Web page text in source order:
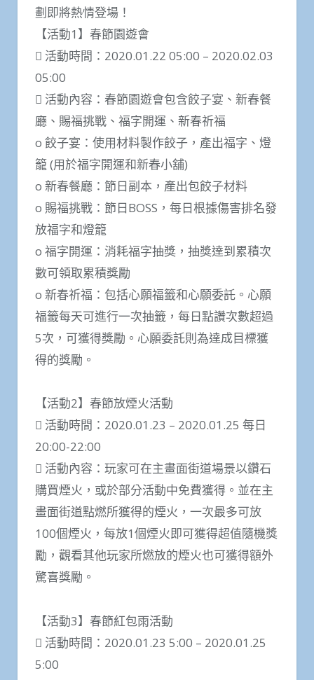
劃即將熱情登場！
【活動1】春節園遊會
 活動時間：2020.01.22 05:00 – 2020.02.03
05:00
 活動內容：春節園遊會包含餃子宴、新春餐
廳、賜福挑戰、福字開運、新春祈福
o 餃子宴：使用材料製作餃子，產出福字、燈
籠 (用於福字開運和新春小舖)
o 新春餐廳：節日副本，產出包餃子材料
o 賜福挑戰：節日BOSS，每日根據傷害排名發
放福字和燈籠
o 福字開運：消耗福字抽獎，抽獎達到累積次
數可領取累積獎勵
o 新春祈福：包括心願福籤和心願委託。心願
福籤每天可進行一次抽籤，每日點讚次數超過
5次，可獲得獎勵。心願委託則為達成目標獲
得的獎勵。
【活動2】春節放煙火活動
 活動時間：2020.01.23 – 2020.01.25 每日
20:00-22:00
 活動內容：玩家可在主畫面街道場景以鑽石
購買煙火，或於部分活動中免費獲得。並在主
畫面街道點燃所獲得的煙火，一次最多可放
100個煙火，每放1個煙火即可獲得超值隨機獎
勵，觀看其他玩家所燃放的煙火也可獲得額外
驚喜獎勵。
【活動3】春節紅包雨活動
 活動時間：2020.01.23 5:00 – 2020.01.25
5:00